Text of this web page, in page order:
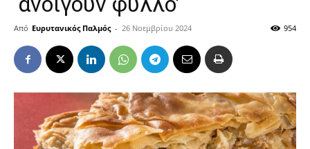
Από Ευρυτανικός Παλμός - 26 Νοεμβρίου 2024 954